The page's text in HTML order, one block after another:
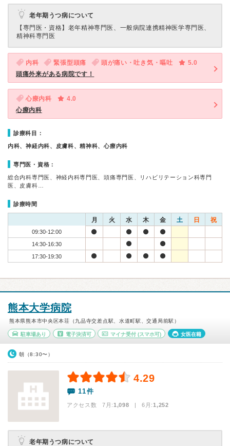
老年期うつ病について
【専門医・資格】 老年精神専門医、一般病院連携精神医学専門医、
精神科専門医
内科 緊張型頭痛 頭が痛い・吐き気・嘔吐
5.0
頭痛外来がある病院です！
心療内科
4.0
心療内科
診療科目：
内科、神経内科、皮膚科、精神科、心療内科
専門医・資格：
総合内科専門医、神経内科専門医、頭痛専門医、リハビリテーション科専門
医、皮膚科…
診療時間
月 火 水 木 金 土 日 祝
09:30-12:00
14:30-16:30
17:30-19:30
熊本大学病院
熊本県熊本市中央区本荘（九品寺交差点駅、水道町駅、交通局前駅）
駐車場あり 電子決済可 マイナ受付 (スマホ可) 女医在籍
朝（8:30〜）
4.29
11件
アクセス数 7月:1,098 | 6月:1,252
老年期うつ病について